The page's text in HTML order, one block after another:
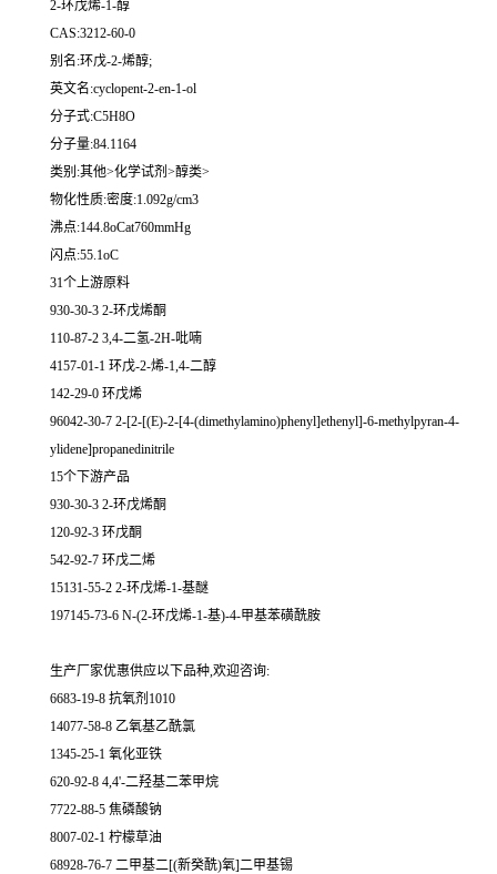
2-环戊烯-1-醇
CAS:3212-60-0
别名:环戊-2-烯醇;
英文名:cyclopent-2-en-1-ol
分子式:C5H8O
分子量:84.1164
类别:其他>化学试剂>醇类>
物化性质:密度:1.092g/cm3
沸点:144.8oCat760mmHg
闪点:55.1oC
31个上游原料
930-30-3 2-环戊烯酮
110-87-2 3,4-二氢-2H-吡喃
4157-01-1 环戊-2-烯-1,4-二醇
142-29-0 环戊烯
96042-30-7 2-[2-[(E)-2-[4-(dimethylamino)phenyl]ethenyl]-6-methylpyran-4-
ylidene]propanedinitrile
15个下游产品
930-30-3 2-环戊烯酮
120-92-3 环戊酮
542-92-7 环戊二烯
15131-55-2 2-环戊烯-1-基醚
197145-73-6 N-(2-环戊烯-1-基)-4-甲基苯磺酰胺
生产厂家优惠供应以下品种,欢迎咨询:
6683-19-8 抗氧剂1010
14077-58-8 乙氧基乙酰氯
1345-25-1 氧化亚铁
620-92-8 4,4'-二羟基二苯甲烷
7722-88-5 焦磷酸钠
8007-02-1 柠檬草油
68928-76-7 二甲基二[(新癸酰)氧]二甲基锡